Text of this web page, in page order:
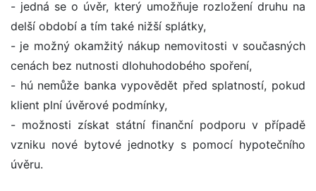
- jedná se o úvěr, který umožňuje rozložení druhu na
delší období a tím také nižší splátky,
- je možný okamžitý nákup nemovitosti v současných
cenách bez nutnosti dlohuhodobého spoření,
- hú nemůže banka vypovědět před splatností, pokud
klient plní úvěrové podmínky,
- možnosti získat státní finanční podporu v případě
vzniku nové bytové jednotky s pomocí hypotečního
úvěru.